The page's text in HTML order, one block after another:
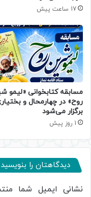
17 ساعت پیش
مسابقه کتابخوانی «لیمو
روح» در چهارمحال و
برگزار می‌شود
1 روز پیش
دیدگاهتان را بنویسید
نشانی ایمیل شما